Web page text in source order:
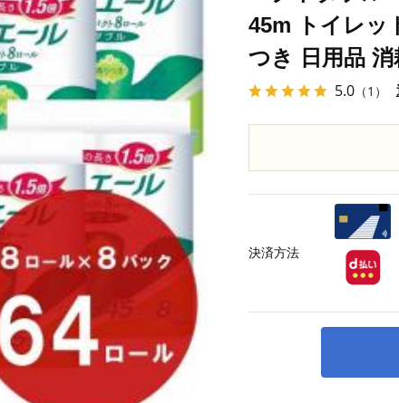
45m トイレッ
つき 日用品
5.0 （1）
決済方法